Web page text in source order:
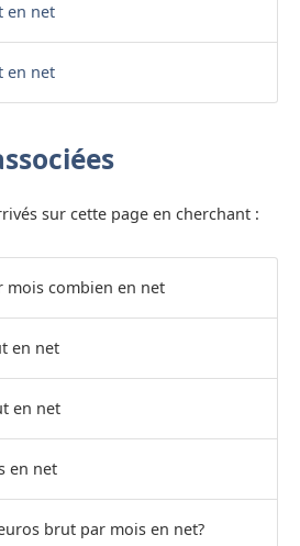
en net
en net
sur cette page en cherchant :
mois combien en net
en net
en net
en net
brut par mois en net?